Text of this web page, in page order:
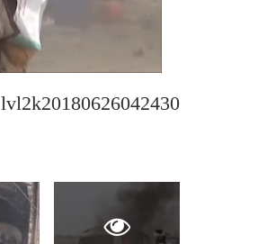
lvl2k20180626042430